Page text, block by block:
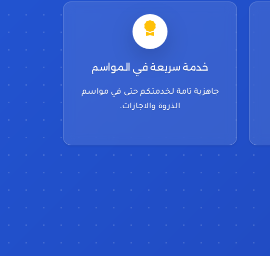
خدمة سريعة في المواسم
جاهزية تامة لخدمتكم حتى في مواسم
الذروة والاجازات.